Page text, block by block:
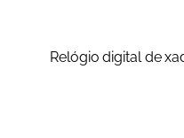
Relógio digital de